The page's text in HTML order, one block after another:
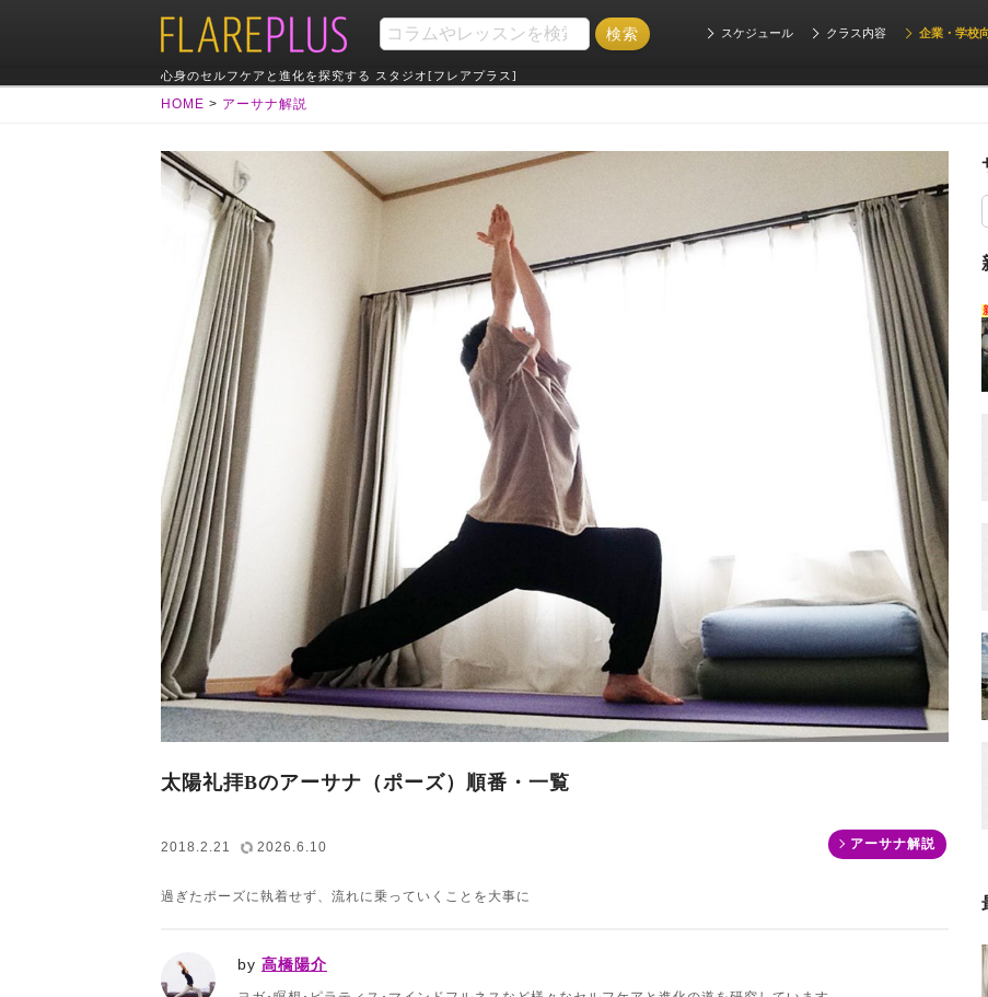
スケジュール クラス内容 企業・学校
心身のセルフケアと進化を探究する スタジオ[フレアプラス]
HOME > アーサナ解説
太陽礼拝Bのアーサナ（ポーズ）順番・一覧
2018.2.21 2026.6.10 アーサナ解説
過ぎたポーズに執着せず、流れに乗っていくことを大事に
by 高橋陽介